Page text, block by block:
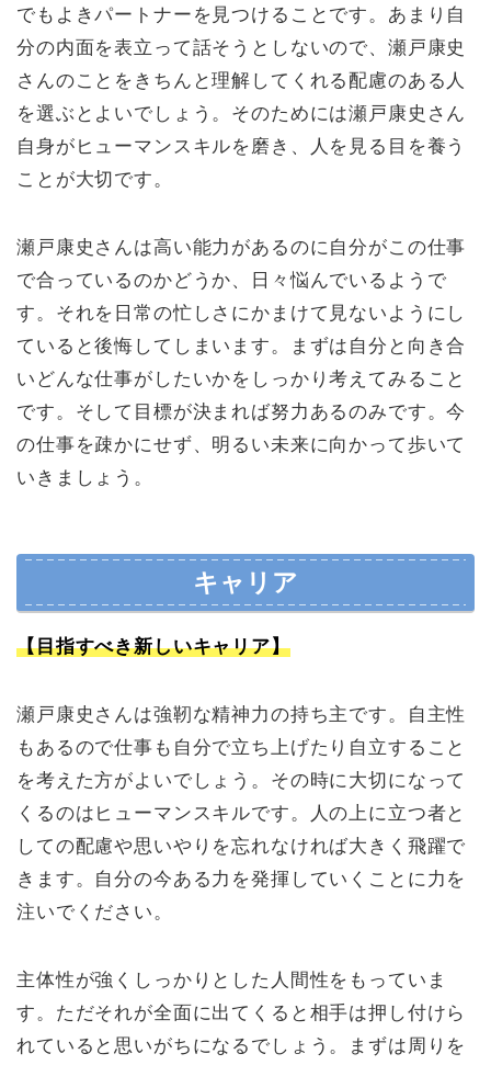
でもよきパートナーを見つけることです。あまり自
分の内面を表立って話そうとしないので、瀬戸康史
さんのことをきちんと理解してくれる配慮のある人
を選ぶとよいでしょう。そのためには瀬戸康史さん
自身がヒューマンスキルを磨き、人を見る目を養う
ことが大切です。
瀬戸康史さんは高い能力があるのに自分がこの仕事
で合っているのかどうか、日々悩んでいるようで
す。それを日常の忙しさにかまけて見ないようにし
ていると後悔してしまいます。まずは自分と向き合
いどんな仕事がしたいかをしっかり考えてみること
です。そして目標が決まれば努力あるのみです。今
の仕事を疎かにせず、明るい未来に向かって歩いて
いきましょう。
キャリア
【目指すべき新しいキャリア】
瀬戸康史さんは強靭な精神力の持ち主です。自主性
もあるので仕事も自分で立ち上げたり自立すること
を考えた方がよいでしょう。その時に大切になって
くるのはヒューマンスキルです。人の上に立つ者と
しての配慮や思いやりを忘れなければ大きく飛躍で
きます。自分の今ある力を発揮していくことに力を
注いでください。
主体性が強くしっかりとした人間性をもっていま
す。ただそれが全面に出てくると相手は押し付けら
れていると思いがちになるでしょう。まずは周りを